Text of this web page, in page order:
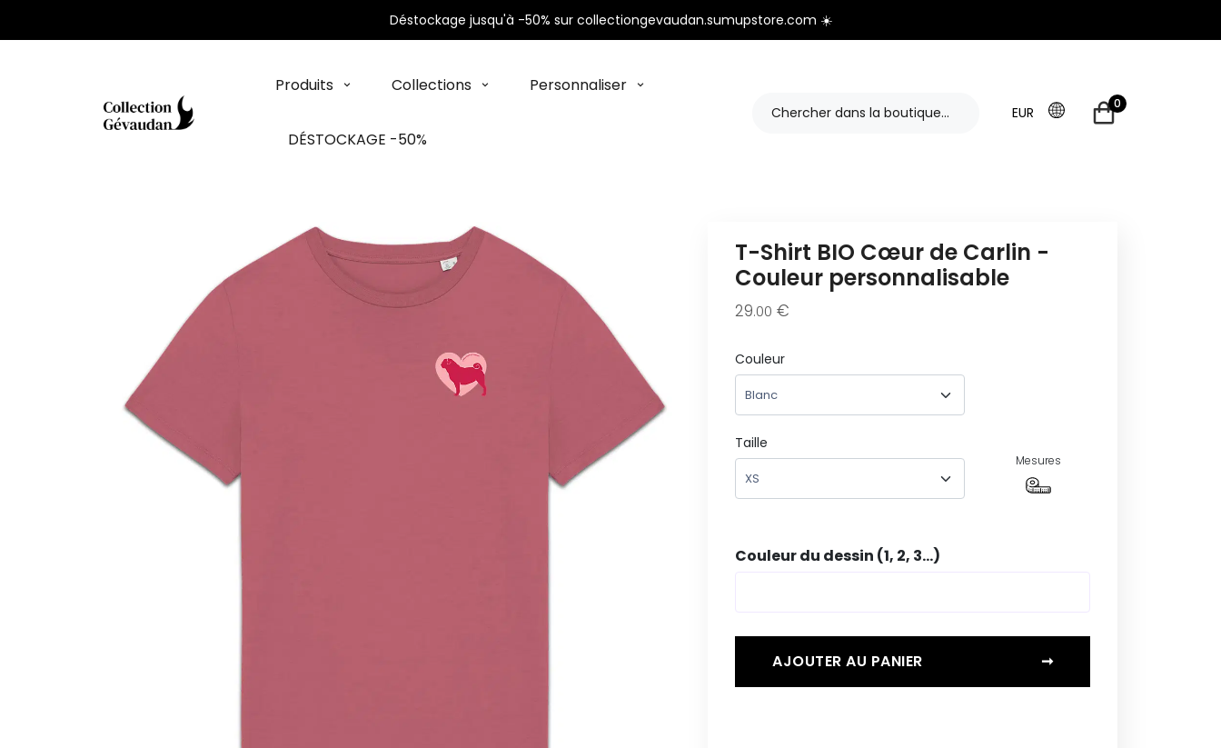
Déstockage jusqu'à -50% sur collectiongevaudan.sumupstore.com ☀️
Produits Collections Personnaliser
DÉSTOCKAGE -50%
EUR
0
T-Shirt BIO Cœur de Carlin -
Couleur personnalisable
29.00 €
Couleur
Taille
Mesures
Couleur du dessin (1, 2, 3...)
AJOUTER AU PANIER ➞